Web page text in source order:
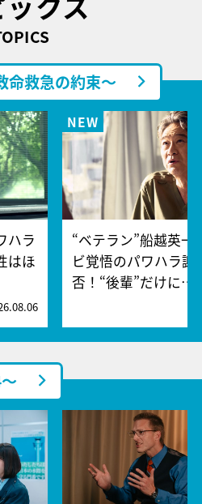
命救急の約束～
ハラ
はほ
“ベテラン”船越英一
ビ覚悟のパワハラ謝
否！“後輩”だけに…